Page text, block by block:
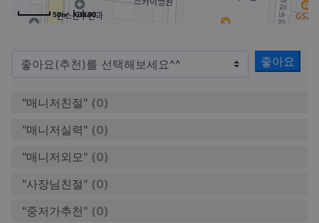
50m
좋아요
"매니저친절" (0)
"매니저실력" (0)
"매니저외모" (0)
"사장님친절" (0)
"중저가추천" (0)